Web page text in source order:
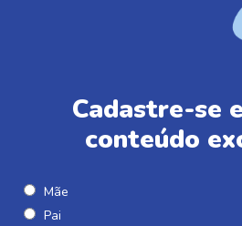
Cadastre-se
conteúdo
Mãe
Pai